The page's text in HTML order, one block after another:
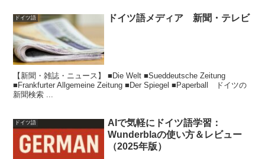
ドイツ語 ドイツ語メディア 新聞・テレビ
【新聞・雑誌・ニュース】 ■Die Welt ■Sueddeutsche Zeitung
■Frankfurter Allgemeine Zeitung ■Der Spiegel ■Paperball ドイツの
新聞検索 ...
ドイツ語
AIで気軽にドイツ語学習：
Wunderblaの使い方＆レビュー
（2025年版）